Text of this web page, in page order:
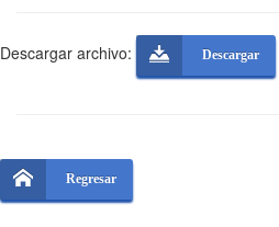
Descargar archivo: Descargar
Regresar